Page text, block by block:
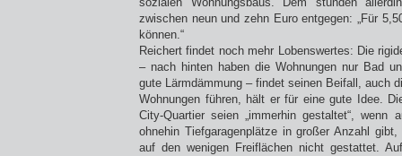
zwischen neun und zehn Euro entgegen: „Für
können.“
Reichert findet noch mehr Lobenswertes: Die
– nach hinten haben die Wohnungen nur Bad
gute Lärmdämmung – findet seinen Beifall, auch
Wohnungen führen, hält er für eine gute Idee.
City-Quartier seien „immerhin gestaltet“, wenn
ohnehin Tiefgaragenplätze in großer Anzahl
auf den wenigen Freiflächen nicht gestattet.